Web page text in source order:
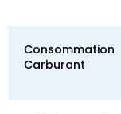
Consommation
Carburant